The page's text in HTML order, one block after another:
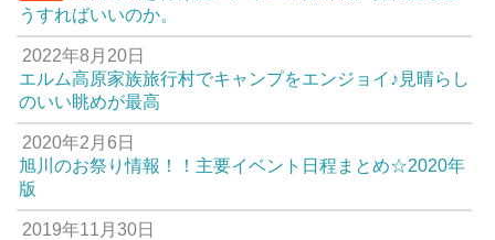
うすればいいのか。
2022年8月20日
エルム高原家族旅行村でキャンプをエンジョイ♪見晴らし
のいい眺めが最高
2020年2月6日
旭川のお祭り情報！！主要イベント日程まとめ☆2020年
版
2019年11月30日